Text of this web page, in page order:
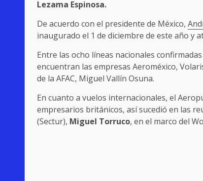
Lezama Espinosa.
De acuerdo con el presidente de México,
inaugurado el 1 de diciembre de este año y
Entre las ocho líneas nacionales
encuentran las empresas Aeroméxico,
de la AFAC, Miguel Vallín Osuna.
En cuanto a vuelos internacionales, el
empresarios británicos, así sucedió en las
(Sectur), Miguel Torruco, en el marco del